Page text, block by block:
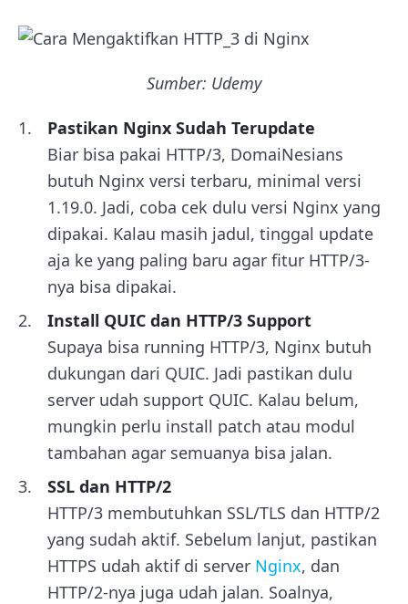
Sumber: Udemy
Pastikan Nginx Sudah Terupdate
Biar bisa pakai HTTP/3, DomaiNesians
butuh Nginx versi terbaru, minimal versi
1.19.0. Jadi, coba cek dulu versi Nginx yang
dipakai. Kalau masih jadul, tinggal update
aja ke yang paling baru agar fitur HTTP/3-
nya bisa dipakai.
Install QUIC dan HTTP/3 Support
Supaya bisa running HTTP/3, Nginx butuh
dukungan dari QUIC. Jadi pastikan dulu
server udah support QUIC. Kalau belum,
mungkin perlu install patch atau modul
tambahan agar semuanya bisa jalan.
SSL dan HTTP/2
HTTP/3 membutuhkan SSL/TLS dan HTTP/2
yang sudah aktif. Sebelum lanjut, pastikan
HTTPS udah aktif di server Nginx, dan
HTTP/2-nya juga udah jalan. Soalnya,